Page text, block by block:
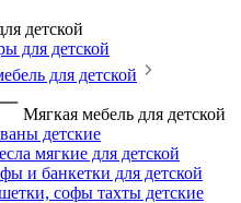
детской
для детской
для детской
Мягкая мебель для детской
детские
мягкие для детской
и банкетки для детской
софы тахты детские